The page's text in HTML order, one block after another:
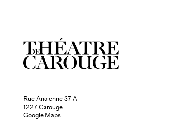
Rue Ancienne 37 A
1227 Carouge
Google Maps